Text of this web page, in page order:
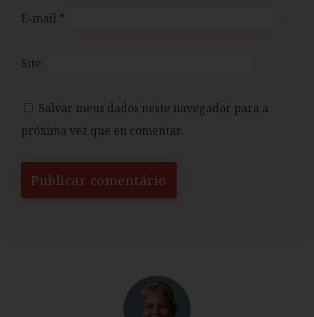
E-mail *
Site
Salvar meus dados neste navegador para a
próxima vez que eu comentar.